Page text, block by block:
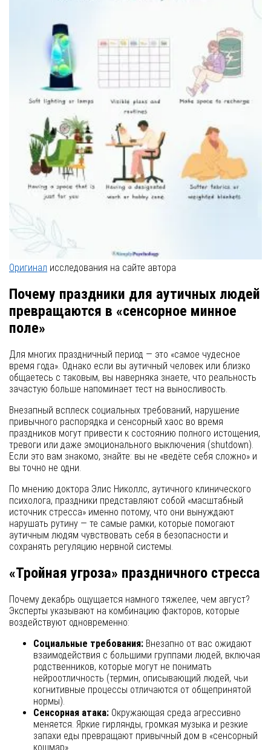
Оригинал исследования на сайте автора
Почему праздники для аутичных людей
превращаются в «сенсорное минное
поле»
Для многих праздничный период — это «самое чудесное
время года». Однако если вы аутичный человек или близко
общаетесь с таковым, вы наверняка знаете, что реальность
зачастую больше напоминает тест на выносливость.
Внезапный всплеск социальных требований, нарушение
привычного распорядка и сенсорный хаос во время
праздников могут привести к состоянию полного истощения,
тревоги или даже эмоционального выключения (shutdown).
Если это вам знакомо, знайте: вы не «ведёте себя сложно» и
вы точно не одни.
По мнению доктора Элис Николлс, аутичного клинического
психолога, праздники представляют собой «масштабный
источник стресса» именно потому, что они вынуждают
нарушать рутину — те самые рамки, которые помогают
аутичным людям чувствовать себя в безопасности и
сохранять регуляцию нервной системы.
«Тройная угроза» праздничного стресса
Почему декабрь ощущается намного тяжелее, чем август?
Эксперты указывают на комбинацию факторов, которые
воздействуют одновременно:
Социальные требования: Внезапно от вас ожидают
взаимодействия с большими группами людей, включая
родственников, которые могут не понимать
нейроотличность (термин, описывающий людей, чьи
когнитивные процессы отличаются от общепринятой
нормы).
Сенсорная атака: Окружающая среда агрессивно
меняется. Яркие гирлянды, громкая музыка и резкие
запахи еды превращают привычный дом в «сенсорный
кошмар».